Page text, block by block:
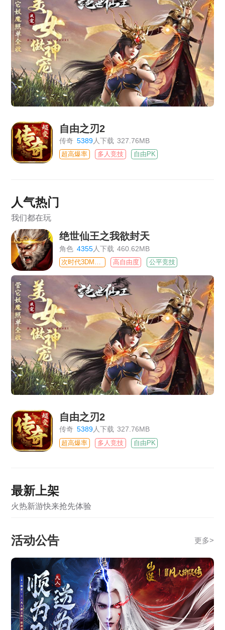
自由之刃2
传奇 5389人下载 327.76MB
超高爆率 多人竞技 自由PK
人气热门
我们都在玩
绝世仙王之我欲封天
角色 4355人下载 460.62MB
高自由度 公平竞技
自由之刃2
传奇 5389人下载 327.76MB
超高爆率 多人竞技 自由PK
最新上架
火热新游快来抢先体验
活动公告 更多>